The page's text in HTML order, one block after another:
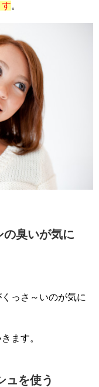
。
の臭いが気に
っさ～いのが気に
ます。
ュを使う